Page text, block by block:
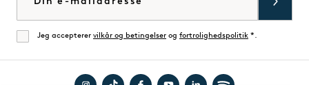
Enig
Jeg accepterer vilkår og betingelser og fortrolighedspolitik *.